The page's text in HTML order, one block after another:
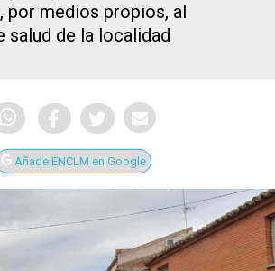
por medios propios, al
salud de la localidad
Añade ENCLM en Google